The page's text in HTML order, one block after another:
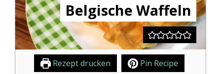
Belgische Waffeln
Rezept drucken
Pin Recipe